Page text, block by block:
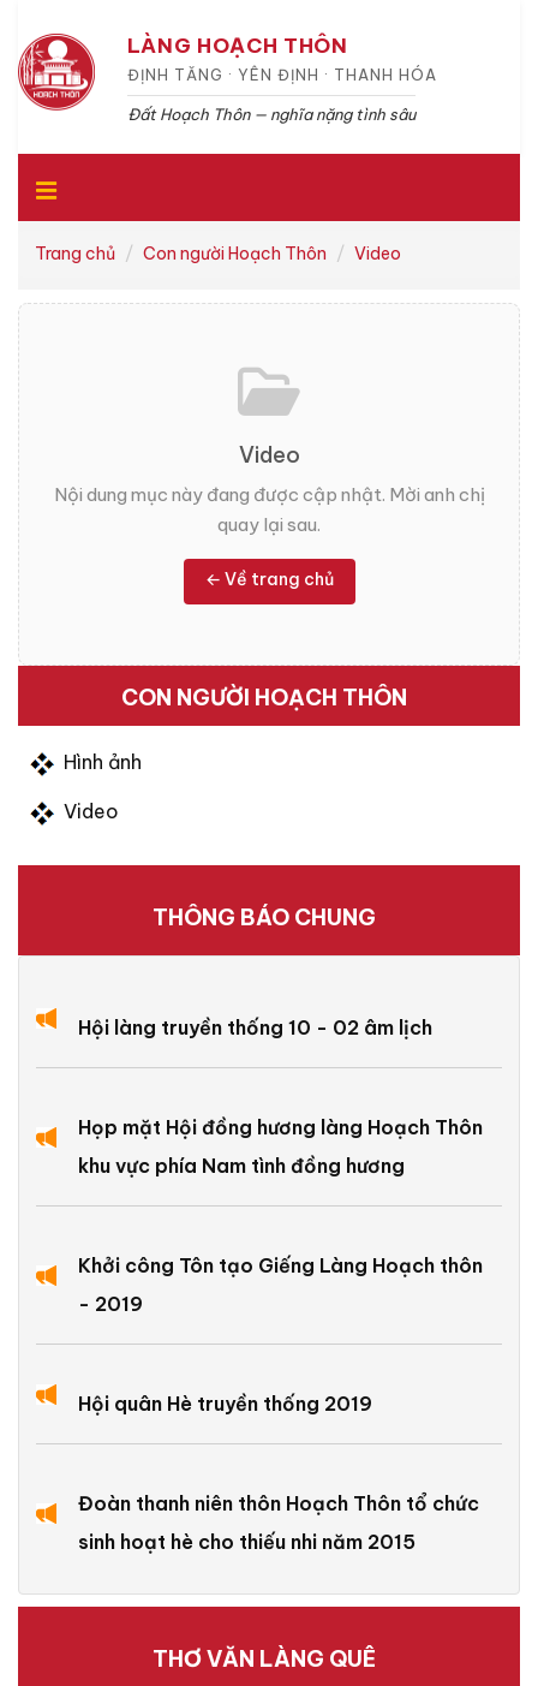
LÀNG HOẠCH THÔN
ĐỊNH TĂNG · YÊN ĐỊNH · THANH HÓA
Đất Hoạch Thôn — nghĩa nặng tình sâu
Trang chủ Con người Hoạch Thôn Video
Video
Nội dung mục này đang được cập nhật. Mời anh chị
quay lại sau.
← Về trang chủ
CON NGƯỜI HOẠCH THÔN
Hình ảnh
Video
THÔNG BÁO CHUNG
Hội làng truyền thống 10 - 02 âm lịch
Họp mặt Hội đồng hương làng Hoạch Thôn
khu vực phía Nam tình đồng hương
Khởi công Tôn tạo Giếng Làng Hoạch thôn
- 2019
Hội quân Hè truyền thống 2019
Đoàn thanh niên thôn Hoạch Thôn tổ chức
sinh hoạt hè cho thiếu nhi năm 2015
THƠ VĂN LÀNG QUÊ